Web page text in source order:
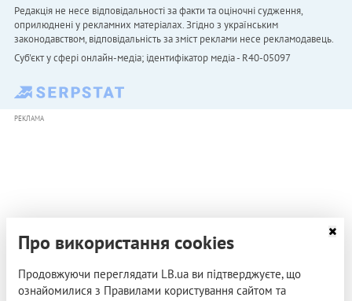
Редакція не несе відповідальності за факти та оціночні судження,
оприлюднені у рекламних матеріалах. Згідно з українським
законодавством, відповідальність за зміст реклами несе рекламодавець.
Cуб'єкт у сфері онлайн-медіа; ідентифікатор медіа - R40-05097
РЕКЛАМА
Про використання cookies
Продовжуючи переглядати LB.ua ви підтверджуєте, що
ознайомилися з Правилами користування сайтом та